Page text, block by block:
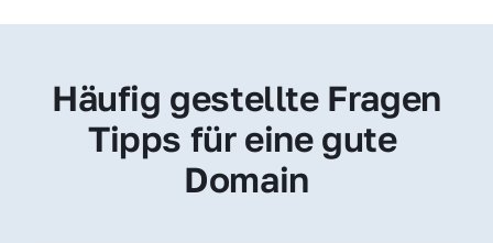
Häufig gestellte Fragen
Tipps für eine gute
Domain